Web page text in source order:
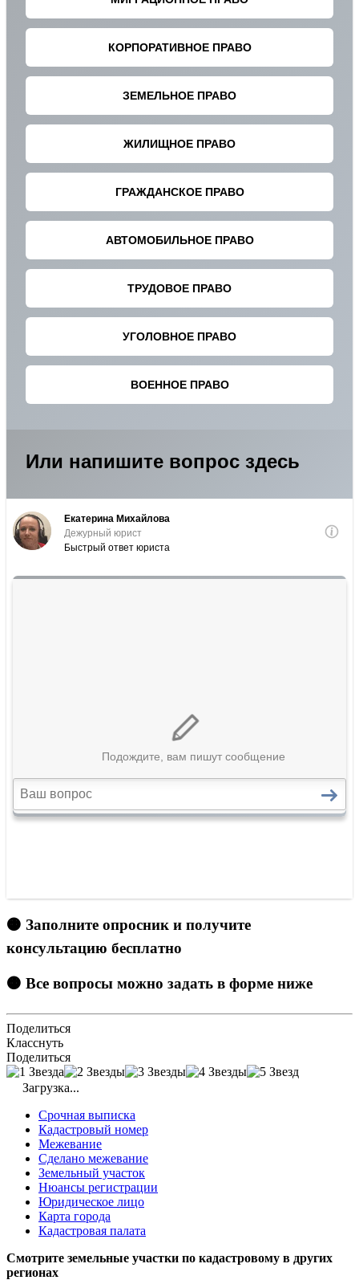
🟠 Заполните опросник и получите
консультацию бесплатно
🟠 Все вопросы можно задать в форме ниже
Поделиться
Класснуть
Поделиться
Загрузка...
Срочная выписка
Кадастровый номер
Межевание
Сделано межевание
Земельный участок
Нюансы регистрации
Юридическое лицо
Карта города
Кадастровая палата
Смотрите земельные участки по кадастровому в других
регионах